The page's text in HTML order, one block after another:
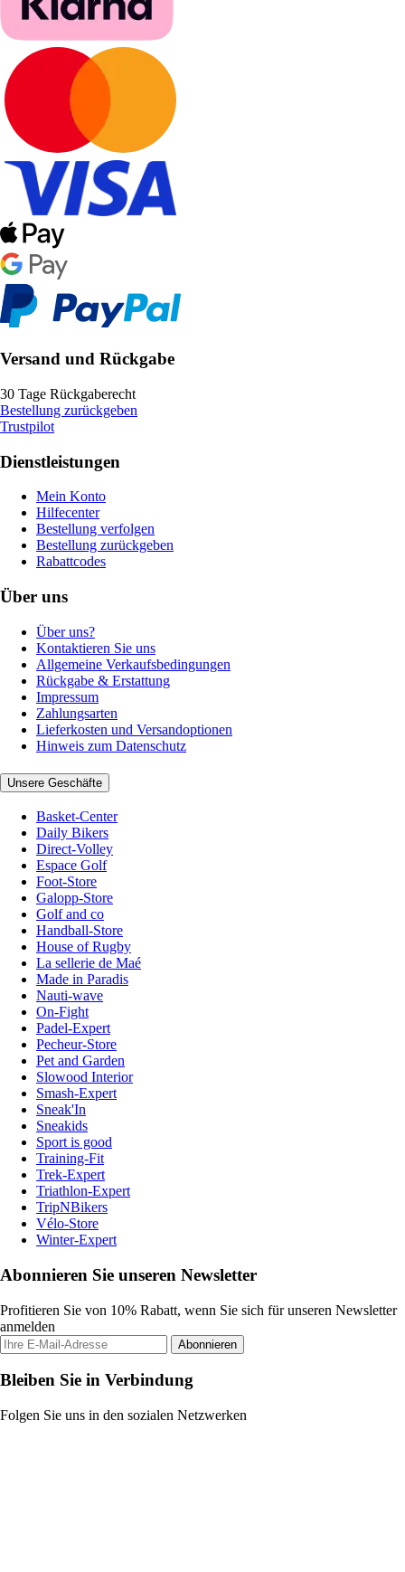
Versand und Rückgabe
30 Tage Rückgaberecht
Bestellung zurückgeben
Trustpilot
Dienstleistungen
Mein Konto
Hilfecenter
Bestellung verfolgen
Bestellung zurückgeben
Rabattcodes
Über uns
Über uns?
Kontaktieren Sie uns
Allgemeine Verkaufsbedingungen
Rückgabe & Erstattung
Impressum
Zahlungsarten
Lieferkosten und Versandoptionen
Hinweis zum Datenschutz
Unsere Geschäfte
Basket-Center
Daily Bikers
Direct-Volley
Espace Golf
Foot-Store
Galopp-Store
Golf and co
Handball-Store
House of Rugby
La sellerie de Maé
Made in Paradis
Nauti-wave
On-Fight
Padel-Expert
Pecheur-Store
Pet and Garden
Slowood Interior
Smash-Expert
Sneak'In
Sneakids
Sport is good
Training-Fit
Trek-Expert
Triathlon-Expert
TripNBikers
Vélo-Store
Winter-Expert
Abonnieren Sie unseren Newsletter
Profitieren Sie von 10% Rabatt, wenn Sie sich für unseren Newsletter
anmelden
Abonnieren
Bleiben Sie in Verbindung
Folgen Sie uns in den sozialen Netzwerken